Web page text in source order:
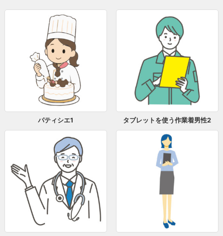
パティシエ1 タブレットを使う作業着男性2